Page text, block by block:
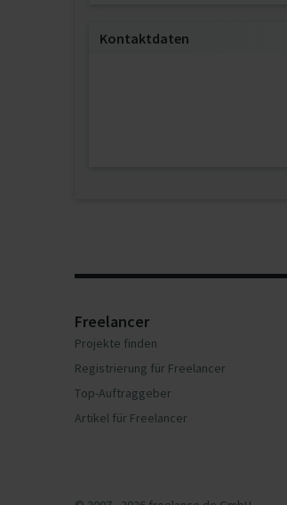
Kontaktdaten
Freelancer
Projekte finden
Registrierung für Freelancer
Top-Auftraggeber
Artikel für Freelancer